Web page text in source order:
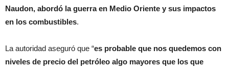
Naudon, abordó la guerra en Medio Oriente y sus impactos
en los combustibles.
La autoridad aseguró que “es probable que nos quedemos con
niveles de precio del petróleo algo mayores que los que